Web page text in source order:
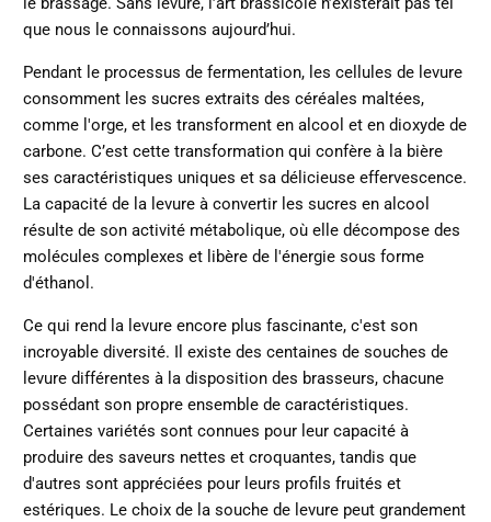
que nous le connaissons aujourd’hui.
Pendant le processus de fermentation, les cellules de levure
consomment les sucres extraits des céréales maltées,
comme l'orge, et les transforment en alcool et en dioxyde de
carbone. C’est cette transformation qui confère à la bière
ses caractéristiques uniques et sa délicieuse effervescence.
La capacité de la levure à convertir les sucres en alcool
résulte de son activité métabolique, où elle décompose des
molécules complexes et libère de l'énergie sous forme
d'éthanol.
Ce qui rend la levure encore plus fascinante, c'est son
incroyable diversité. Il existe des centaines de souches de
levure différentes à la disposition des brasseurs, chacune
possédant son propre ensemble de caractéristiques.
Certaines variétés sont connues pour leur capacité à
produire des saveurs nettes et croquantes, tandis que
d'autres sont appréciées pour leurs profils fruités et
estériques. Le choix de la souche de levure peut grandement